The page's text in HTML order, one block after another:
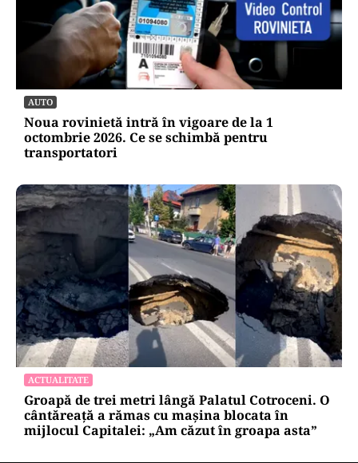
Bolojan acuză PSD și AUR. PNL vrea premier
tehnocrat: „Au lăsat România în faza finală de
absorbţie a PNRR”
AUTO
Noua rovinietă intră în vigoare de la 1
octombrie 2026. Ce se schimbă pentru
transportatori